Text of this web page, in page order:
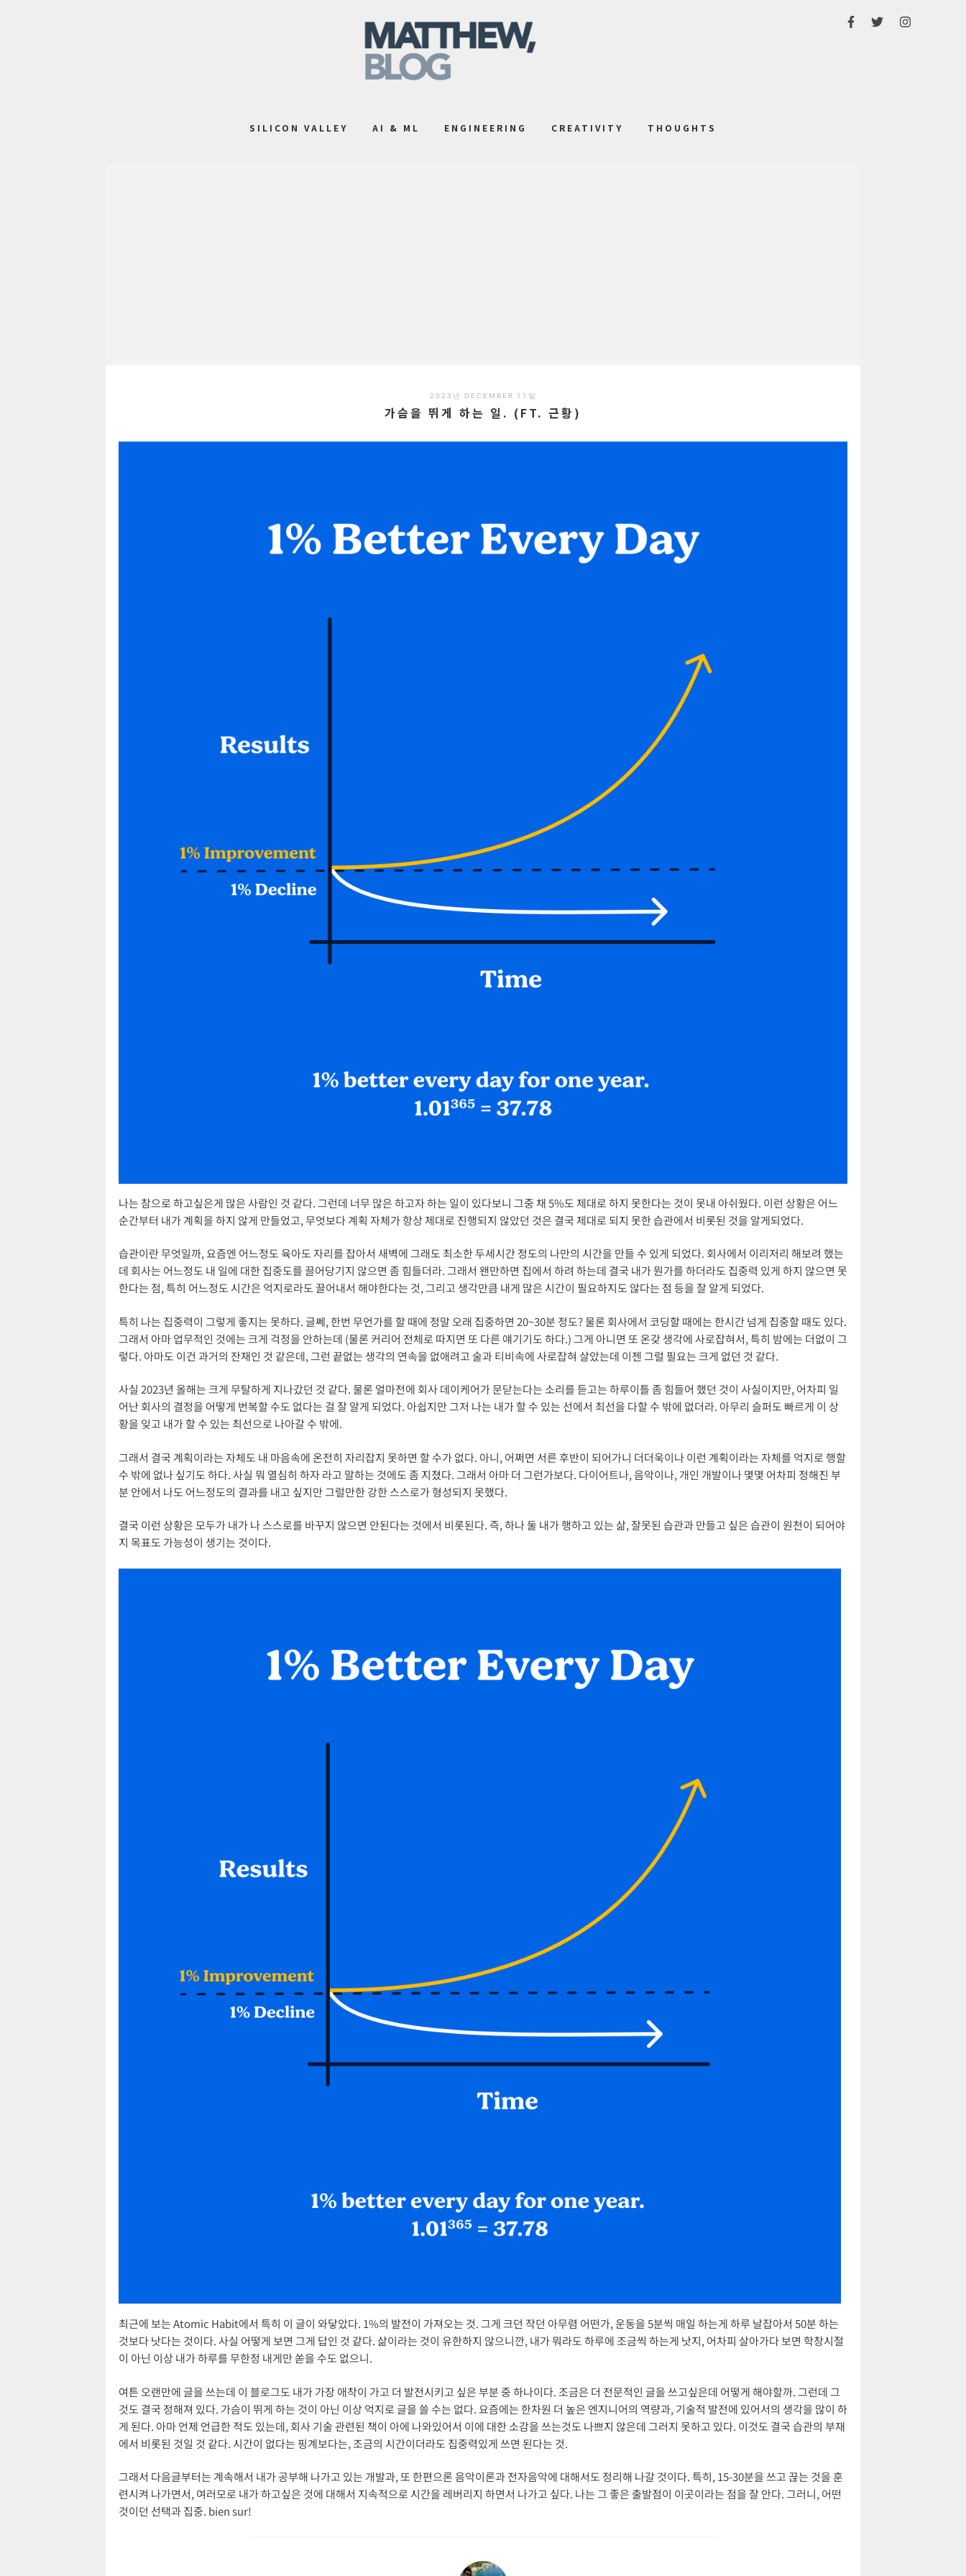
SILICON VALLEY AI & ML ENGINEERING CREATIVITY THOUGHTS
2023년 DECEMBER 11일
가슴을 뛰게 하는 일. (FT. 근황)
나는 참으로 하고싶은게 많은 사람인 것 같다. 그런데 너무 많은 하고자 하는 일이 있다보니 그중 채 5%도 제대로 하지 못한다는 것이 못내 아쉬웠다. 이런 상황은 어느
순간부터 내가 계획을 하지 않게 만들었고, 무엇보다 계획 자체가 항상 제대로 진행되지 않았던 것은 결국 제대로 되지 못한 습관에서 비롯된 것을 알게되었다.
습관이란 무엇일까, 요즘엔 어느정도 육아도 자리를 잡아서 새벽에 그래도 최소한 두세시간 정도의 나만의 시간을 만들 수 있게 되었다. 회사에서 이리저리 해보려 했는
데 회사는 어느정도 내 일에 대한 집중도를 끌어당기지 않으면 좀 힘들더라. 그래서 왠만하면 집에서 하려 하는데 결국 내가 뭔가를 하더라도 집중력 있게 하지 않으면 못
한다는 점, 특히 어느정도 시간은 억지로라도 끌어내서 해야한다는 것, 그리고 생각만큼 내게 많은 시간이 필요하지도 않다는 점 등을 잘 알게 되었다.
특히 나는 집중력이 그렇게 좋지는 못하다. 글쎄, 한번 무언가를 할 때에 정말 오래 집중하면 20~30분 정도? 물론 회사에서 코딩할 때에는 한시간 넘게 집중할 때도 있다.
그래서 아마 업무적인 것에는 크게 걱정을 안하는데 (물론 커리어 전체로 따지면 또 다른 얘기기도 하다.) 그게 아니면 또 온갖 생각에 사로잡혀서, 특히 밤에는 더없이 그
렇다. 아마도 이건 과거의 잔재인 것 같은데, 그런 끝없는 생각의 연속을 없애려고 술과 티비속에 사로잡혀 살았는데 이젠 그럴 필요는 크게 없던 것 같다.
사실 2023년 올해는 크게 무탈하게 지나갔던 것 같다. 물론 얼마전에 회사 데이케어가 문닫는다는 소리를 듣고는 하루이틀 좀 힘들어 했던 것이 사실이지만, 어차피 일
어난 회사의 결정을 어떻게 번복할 수도 없다는 걸 잘 알게 되었다. 아쉽지만 그저 나는 내가 할 수 있는 선에서 최선을 다할 수 밖에 없더라. 아무리 슬퍼도 빠르게 이 상
황을 잊고 내가 할 수 있는 최선으로 나아갈 수 밖에.
그래서 결국 계획이라는 자체도 내 마음속에 온전히 자리잡지 못하면 할 수가 없다. 아니, 어쩌면 서른 후반이 되어가니 더더욱이나 이런 계획이라는 자체를 억지로 행할
수 밖에 없나 싶기도 하다. 사실 뭐 열심히 하자 라고 말하는 것에도 좀 지쳤다. 그래서 아마 더 그런가보다. 다이어트나, 음악이나, 개인 개발이나 몇몇 어차피 정해진 부
분 안에서 나도 어느정도의 결과를 내고 싶지만 그럴만한 강한 스스로가 형성되지 못했다.
결국 이런 상황은 모두가 내가 나 스스로를 바꾸지 않으면 안된다는 것에서 비롯된다. 즉, 하나 둘 내가 행하고 있는 삶, 잘못된 습관과 만들고 싶은 습관이 원천이 되어야
지 목표도 가능성이 생기는 것이다.
최근에 보는 Atomic Habit에서 특히 이 글이 와닿았다. 1%의 발전이 가져오는 것. 그게 크던 작던 아무렴 어떤가, 운동을 5분씩 매일 하는게 하루 날잡아서 50분 하는
것보다 낫다는 것이다. 사실 어떻게 보면 그게 답인 것 같다. 삶이라는 것이 유한하지 않으니깐, 내가 뭐라도 하루에 조금씩 하는게 낫지, 어차피 살아가다 보면 학창시절
이 아닌 이상 내가 하루를 무한정 내게만 쏟을 수도 없으니.
여튼 오랜만에 글을 쓰는데 이 블로그도 내가 가장 애착이 가고 더 발전시키고 싶은 부분 중 하나이다. 조금은 더 전문적인 글을 쓰고싶은데 어떻게 해야할까. 그런데 그
것도 결국 정해져 있다. 가슴이 뛰게 하는 것이 아닌 이상 억지로 글을 쓸 수는 없다. 요즘에는 한차원 더 높은 엔지니어의 역량과, 기술적 발전에 있어서의 생각을 많이 하
게 된다. 아마 언제 언급한 적도 있는데, 회사 기술 관련된 책이 아에 나와있어서 이에 대한 소감을 쓰는것도 나쁘지 않은데 그러지 못하고 있다. 이것도 결국 습관의 부재
에서 비롯된 것일 것 같다. 시간이 없다는 핑계보다는, 조금의 시간이더라도 집중력있게 쓰면 된다는 것.
그래서 다음글부터는 계속해서 내가 공부해 나가고 있는 개발과, 또 한편으론 음악이론과 전자음악에 대해서도 정리해 나갈 것이다. 특히, 15-30분을 쓰고 끊는 것을 훈
련시켜 나가면서, 여러모로 내가 하고싶은 것에 대해서 지속적으로 시간을 레버리지 하면서 나가고 싶다. 나는 그 좋은 출발점이 이곳이라는 점을 잘 안다. 그러니, 어떤
것이던 선택과 집중. bien sur!